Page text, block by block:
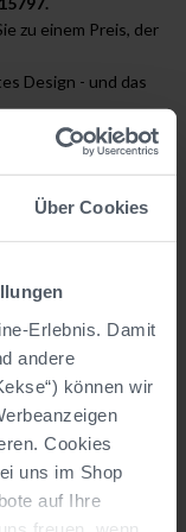
Über Cookies
Erlebnis. Damit
andere
können wir
Cookies
uns im Shop
auf Ihre
zu einem Preis, der
Design - und das
ebenfalls bei uns.
3%
15797:
getestet